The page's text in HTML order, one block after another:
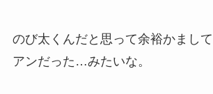
のび太くんだと思って余裕かまし
アンだった…みたいな。